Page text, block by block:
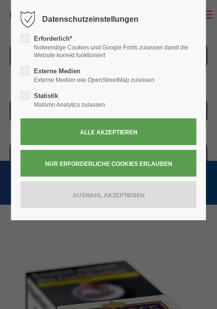
ZUR ÜBERSICHT
Datenschutzeinstellungen
Erforderlich*
Notwendige Cookies und Google Fonts zulassen damit die
Website korrekt funktioniert
Externe Medien
Externe Medien wie OpenStreetMap zulassen
Statistik
Matomo Analytics zulassen